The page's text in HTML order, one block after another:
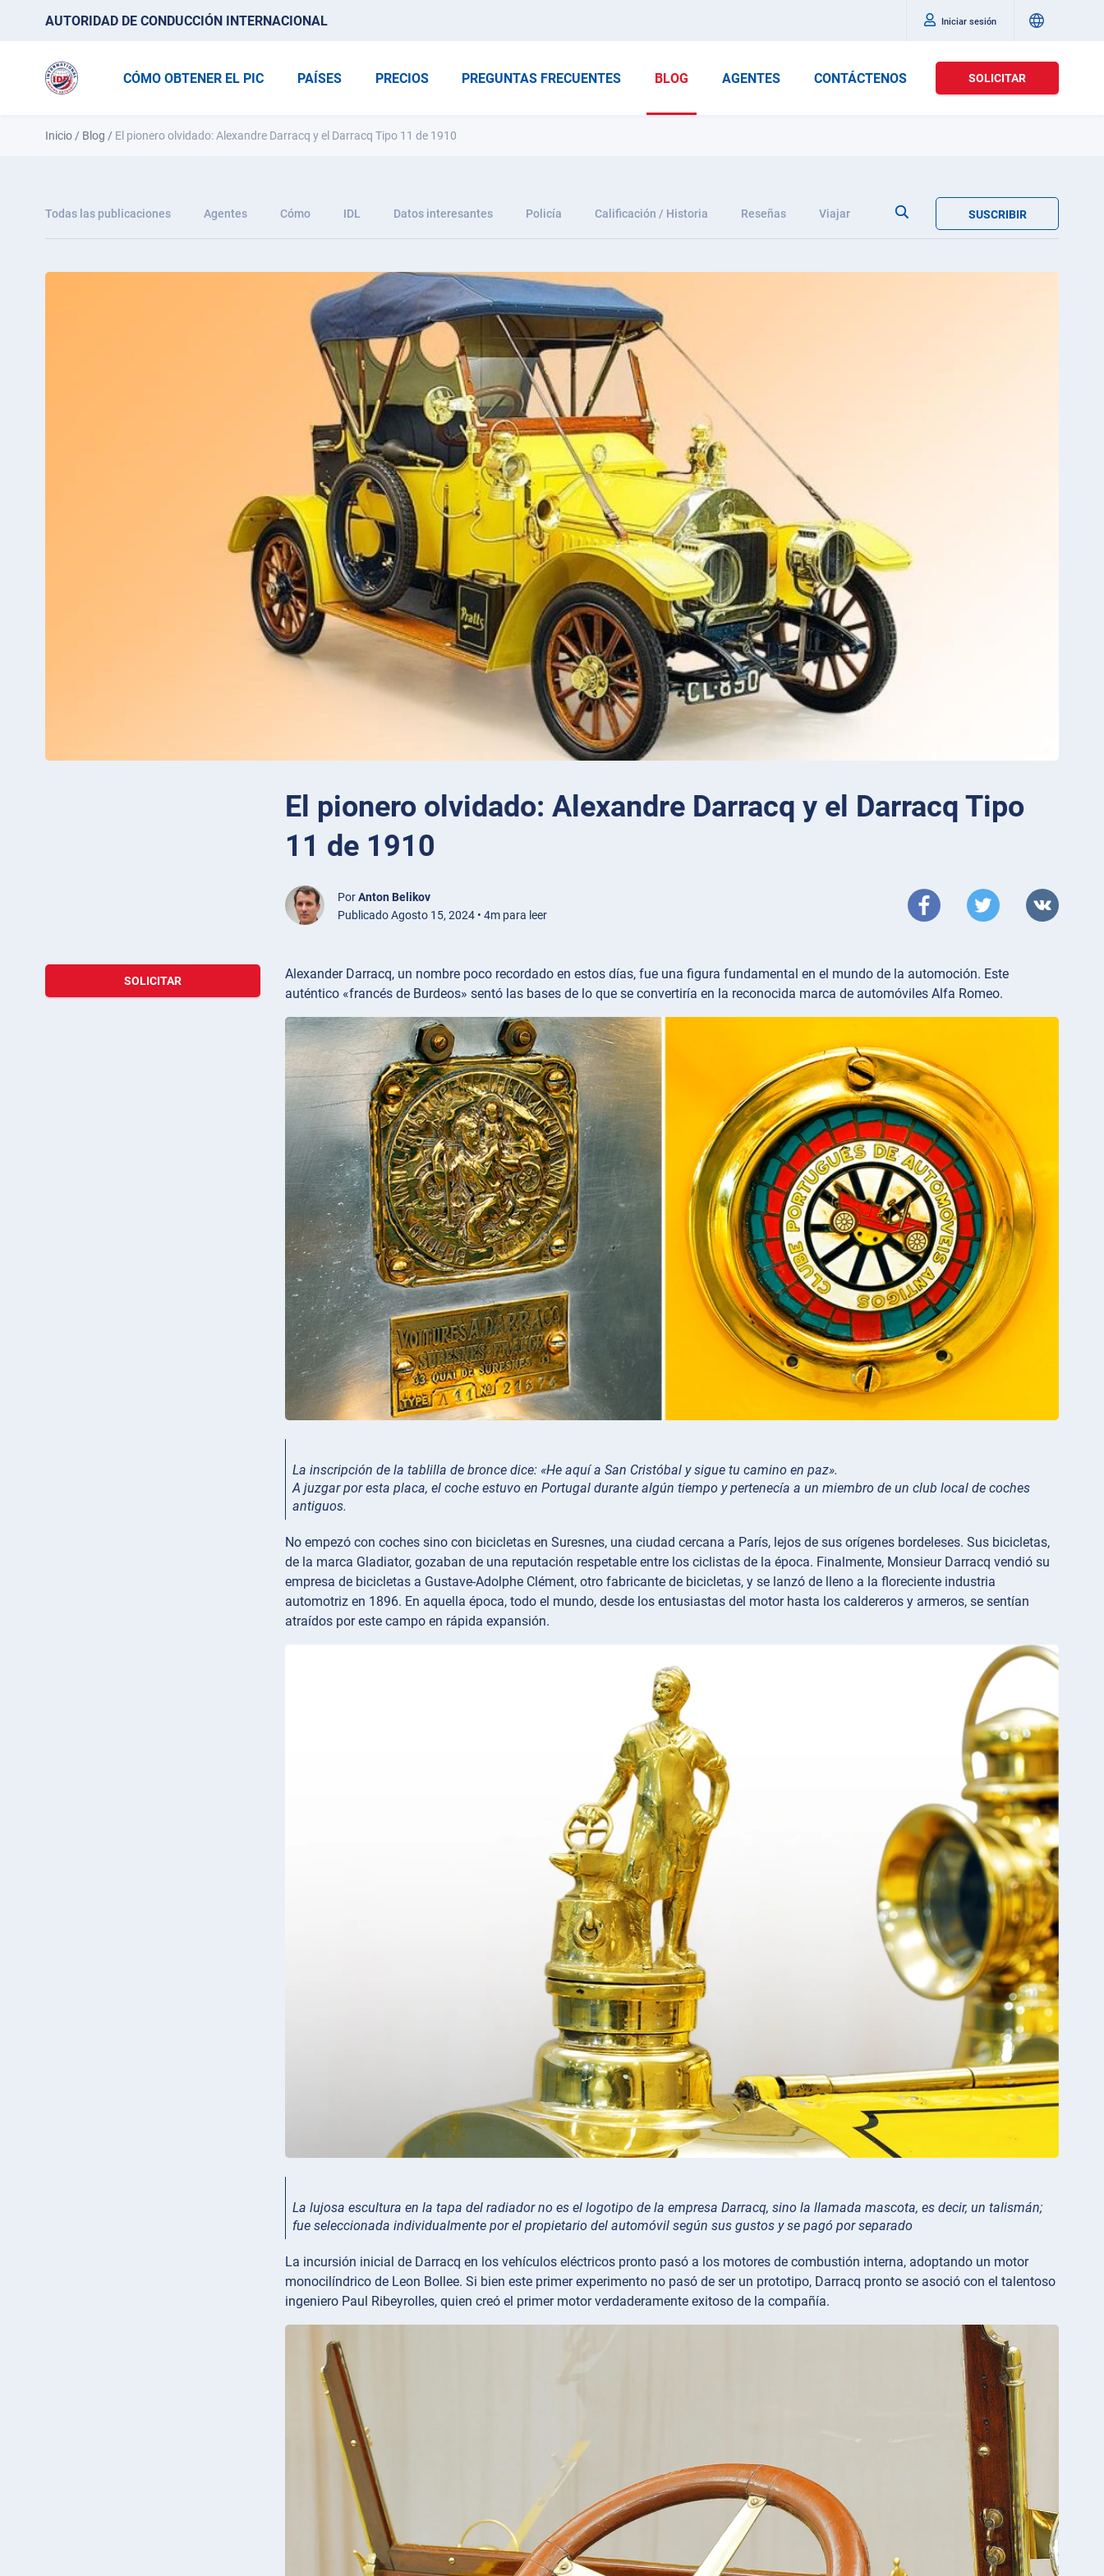
AUTORIDAD DE CONDUCCIÓN INTERNACIONAL Iniciar sesión
CÓMO OBTENER EL PIC PAÍSES PRECIOS PREGUNTAS FRECUENTES BLOG AGENTES CONTÁCTENOS SOLICITAR
Inicio / Blog / El pionero olvidado: Alexandre Darracq y el Darracq Tipo 11 de 1910
Todas las publicaciones Agentes Cómo IDL Datos interesantes Policía Calificación / Historia Reseñas Viajar SUSCRIBIR
El pionero olvidado: Alexandre Darracq y el Darracq Tipo
11 de 1910
PorAnton Belikov
Publicado Agosto 15, 2024 • 4m para leer
SOLICITAR
Alexander Darracq, un nombre poco recordado en estos días, fue una figura fundamental en el mundo de la automoción. Este
auténtico «francés de Burdeos» sentó las bases de lo que se convertiría en la reconocida marca de automóviles Alfa Romeo.
La inscripción de la tablilla de bronce dice: «He aquí a San Cristóbal y sigue tu camino en paz».
A juzgar por esta placa, el coche estuvo en Portugal durante algún tiempo y pertenecía a un miembro de un club local de coches
antiguos.
No empezó con coches sino con bicicletas en Suresnes, una ciudad cercana a París, lejos de sus orígenes bordeleses. Sus bicicletas,
de la marca Gladiator, gozaban de una reputación respetable entre los ciclistas de la época. Finalmente, Monsieur Darracq vendió su
empresa de bicicletas a Gustave-Adolphe Clément, otro fabricante de bicicletas, y se lanzó de lleno a la floreciente industria
automotriz en 1896. En aquella época, todo el mundo, desde los entusiastas del motor hasta los caldereros y armeros, se sentían
atraídos por este campo en rápida expansión.
La lujosa escultura en la tapa del radiador no es el logotipo de la empresa Darracq, sino la llamada mascota, es decir, un talismán;
fue seleccionada individualmente por el propietario del automóvil según sus gustos y se pagó por separado
La incursión inicial de Darracq en los vehículos eléctricos pronto pasó a los motores de combustión interna, adoptando un motor
monocilíndrico de Leon Bollee. Si bien este primer experimento no pasó de ser un prototipo, Darracq pronto se asoció con el talentoso
ingeniero Paul Ribeyrolles, quien creó el primer motor verdaderamente exitoso de la compañía.